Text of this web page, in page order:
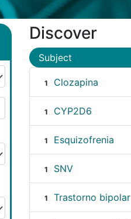
Discover
Subject
1 Clozapina
1 CYP2D6
1 Esquizofrenia
1 SNV
1 Trastorno bipolar